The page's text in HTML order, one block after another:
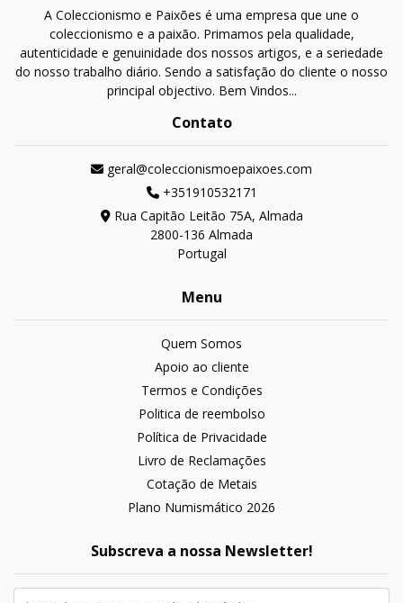
A Coleccionismo e Paixões é uma empresa que une o
coleccionismo e a paixão. Primamos pela qualidade,
autenticidade e genuinidade dos nossos artigos, e a seriedade
do nosso trabalho diário. Sendo a satisfação do cliente o nosso
principal objectivo. Bem Vindos...
Contato
geral@coleccionismoepaixoes.com
+351910532171
Rua Capitão Leitão 75A, Almada
2800-136 Almada
Portugal
Menu
Quem Somos
Apoio ao cliente
Termos e Condições
Politica de reembolso
Política de Privacidade
Livro de Reclamações
Cotação de Metais
Plano Numismático 2026
Subscreva a nossa Newsletter!